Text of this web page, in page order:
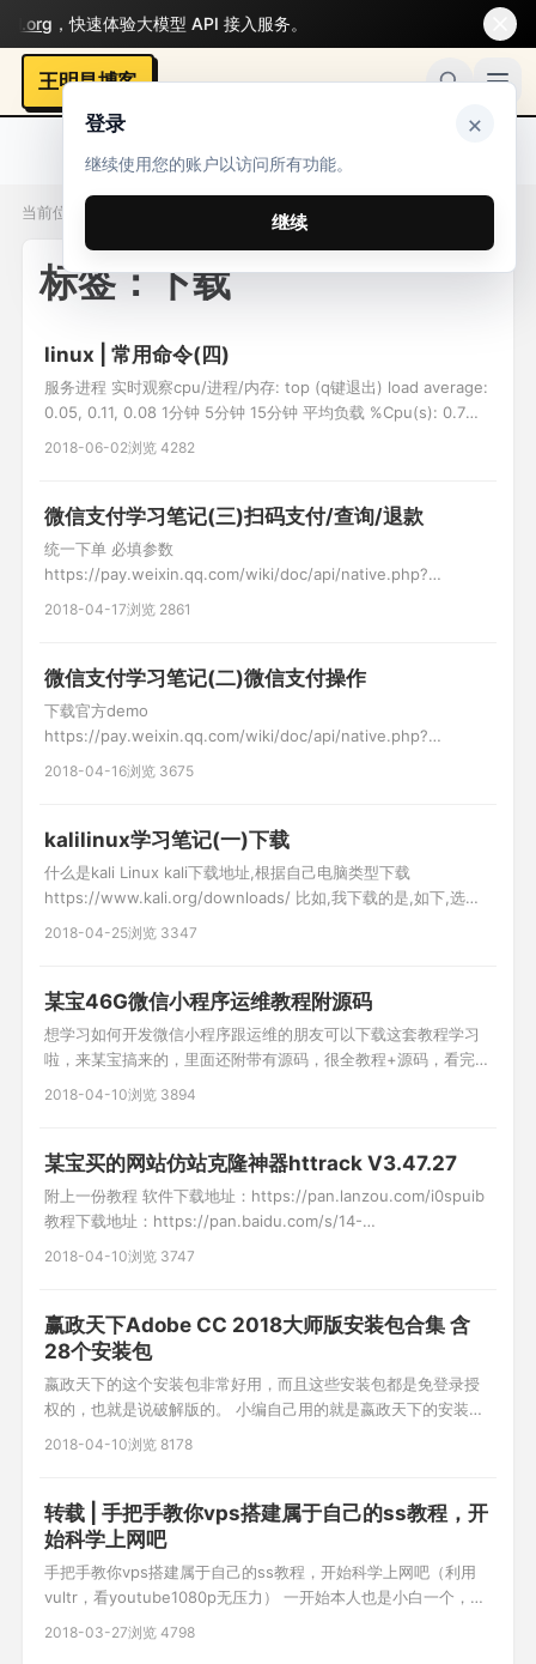
登录 ×
继续使用您的账户以访问所有功能。
继续
，快速体验大模型 API 接入服务。
王明昌博客
当前位置：标签 / 下载
标签：下载
linux | 常用命令(四)
服务进程 实时观察cpu/进程/内存: top (q键退出) load average:
0.05, 0.11, 0.08 1分钟 5分钟 15分钟 平均负载 %Cpu(s): 0.7
us, 1.4 sy, 0.0 ni, 97.8 id, 0.0 wa, 0.0 hi, 0.0 si, 0.0 st 空闲率
2018-06-02浏览 4282
微信支付学习笔记(三)扫码支付/查询/退款
统一下单 必填参数
https://pay.weixin.qq.com/wiki/doc/api/native.php?
chapter=9_1 下单成功后使用异步回调修改订单状态 扫描支付页
在logs中
2018-04-17浏览 2861
微信支付学习笔记(二)微信支付操作
下载官方demo
https://pay.weixin.qq.com/wiki/doc/api/native.php?
chapter=11_1 配置商户信息 lib/Wxpay.config.php 在
2018-04-16浏览 3675
kalilinux学习笔记(一)下载
什么是kali Linux kali下载地址,根据自己电脑类型下载
https://www.kali.org/downloads/ 比如,我下载的是,如下,选择
Torrent可使用迅雷等工具下载,速度相当快 下载虚拟机,在虚拟机
2018-04-25浏览 3347
某宝46G微信小程序运维教程附源码
想学习如何开发微信小程序跟运维的朋友可以下载这套教程学习
啦，来某宝搞来的，里面还附带有源码，很全教程+源码，看完这
全部教程，你肯定会开发微信小程序了！ 网盘链接:
2018-04-10浏览 3894
某宝买的网站仿站克隆神器httrack V3.47.27
附上一份教程 软件下载地址：https://pan.lanzou.com/i0spuib
教程下载地址：https://pan.baidu.com/s/14-
k1vxh7vVGIeYeKkL_oiw
2018-04-10浏览 3747
赢政天下Adobe CC 2018大师版安装包合集 含
28个安装包
嬴政天下的这个安装包非常好用，而且这些安装包都是免登录授
权的，也就是说破解版的。 小编自己用的就是嬴政天下的安装
包，附件包含很多个安装包，朋友们可以挑选自己需要的下载。
Effects CC 201
2018-04-10浏览 8178
转载 | 手把手教你vps搭建属于自己的ss教程，开
始科学上网吧
手把手教你vps搭建属于自己的ss教程，开始科学上网吧（利用
vultr，看youtube1080p无压力） ​​一开始本人也是小白一个，但
是之前用过各种fq方法，都不是很理想，前些天终于开始搭建自
2018-03-27浏览 4798